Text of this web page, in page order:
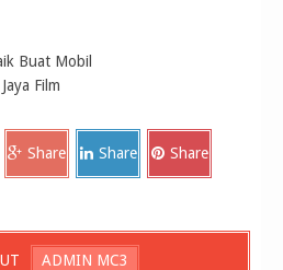
Buat Mobil
Film
Share Share Share
ADMIN MC3